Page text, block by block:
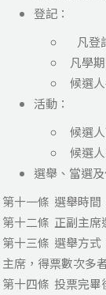
登記：
凡登
凡學
候選
活動：
候選
候選
選舉、當選及
第十一條 選舉時間
第十二條 正副主席
第十三條 選舉方式
主席，得票數次多
第十四條 投票完畢